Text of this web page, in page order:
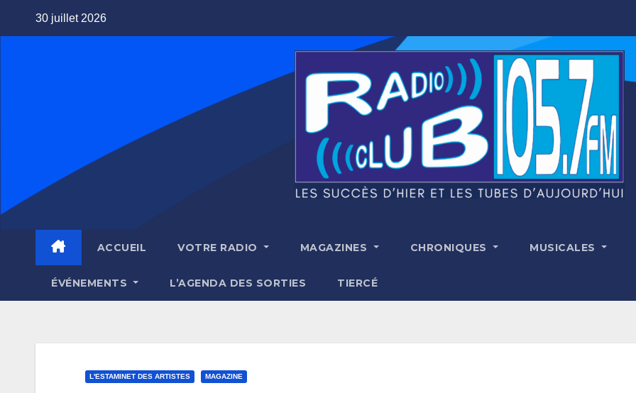
30 juillet 2026
ACCUEIL VOTRE RADIO MAGAZINES CHRONIQUES MUSICALES
ÉVÉNEMENTS L’AGENDA DES SORTIES TIERCÉ
L'ESTAMINET DES ARTISTES MAGAZINE